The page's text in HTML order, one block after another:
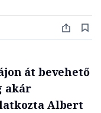
át bevehető
akár
Albert